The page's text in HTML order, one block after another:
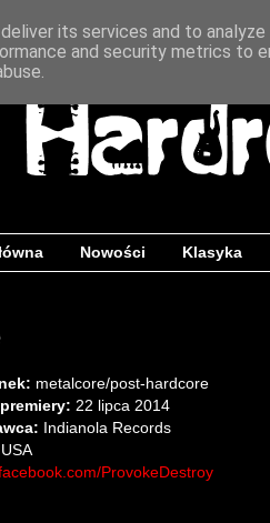
Nowości Klasyka
metalcore/post-hardcore
22 lipca 2014
Indianola Records
USA
ProvokeDestroy
its services and to
and security metrics to